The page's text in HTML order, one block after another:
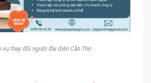
vụ thay đổi người đại diện Cần Thơ